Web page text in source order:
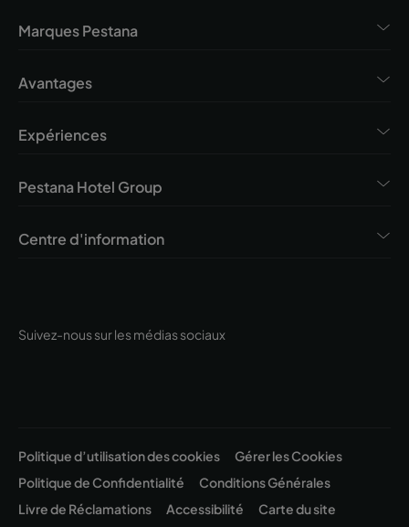
Suivez-nous sur les médias sociaux
Marques Pestana
Avantages
Expériences
Pestana Hotel Group
Centre d'information
Politique d’utilisation des cookies
Gérer les Cookies
Politique de Confidentialité
Conditions Générales
Livre de Réclamations
Accessibilité Carte du site